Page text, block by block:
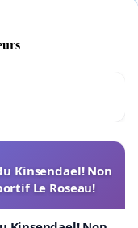
Kinsendael! Non
Le Roseau!